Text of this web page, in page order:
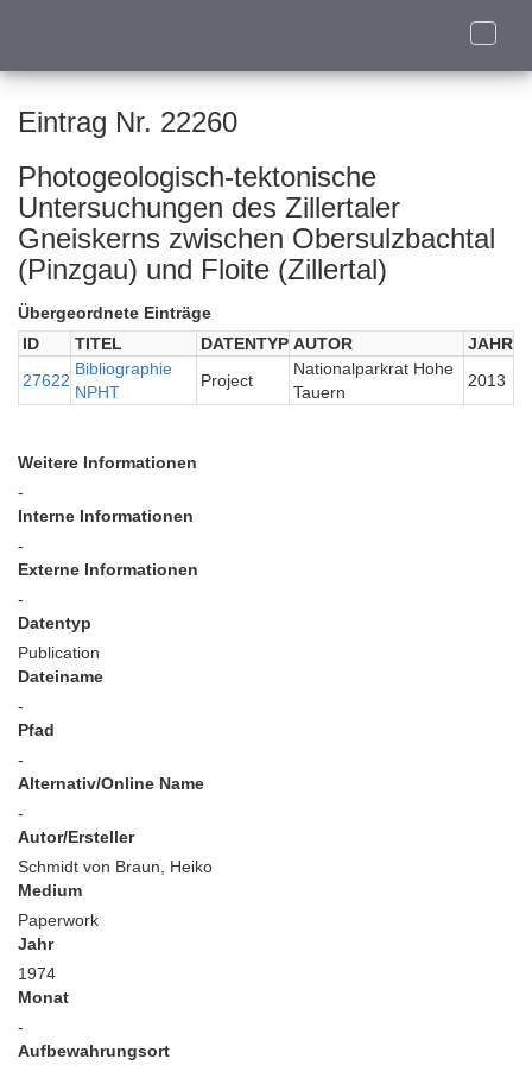
Toggle
Eintrag Nr. 22260
Photogeologisch-tektonische
Untersuchungen des Zillertaler
Gneiskerns zwischen Obersulzbachtal
(Pinzgau) und Floite (Zillertal)
Übergeordnete Einträge
ID
TITEL DATENTYP AUTOR
JAHR
27622
Bibliographie
NPHT
Project
Nationalparkrat Hohe
Tauern
2013
Weitere Informationen
-
Interne Informationen
-
Externe Informationen
-
Datentyp
Publication
Dateiname
-
Pfad
-
Alternativ/Online Name
-
Autor/Ersteller
Schmidt von Braun, Heiko
Medium
Paperwork
Jahr
1974
Monat
-
Aufbewahrungsort